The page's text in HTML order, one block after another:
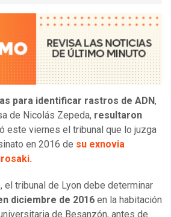
para identificar rastros de ADN,
de Nicolás Zepeda, resultaron
este viernes el tribunal que lo juzga
en 2016 de su exnovia
el tribunal de Lyon debe determinar
diciembre de 2016 en la habitación
de Besanzón, antes de